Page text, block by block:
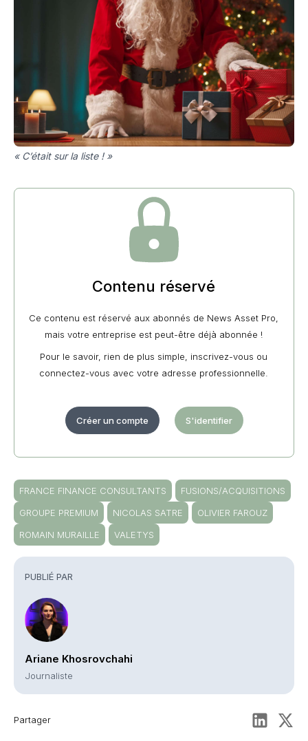
PUBLIÉ PAR
Ariane Khosrovchahi
Journaliste
Partager
« C’était sur la liste ! »
Contenu réservé
Ce contenu est réservé aux abonnés de News Asset Pro,
mais votre entreprise est peut-être déjà abonnée !
Pour le savoir, rien de plus simple, inscrivez-vous ou
connectez-vous avec votre adresse professionnelle.
Créer un compte S'identifier
FRANCE FINANCE CONSULTANTS
FUSIONS/ACQUISITIONS
GROUPE PREMIUM
NICOLAS SATRE
OLIVIER FAROUZ
ROMAIN MURAILLE
VALETYS